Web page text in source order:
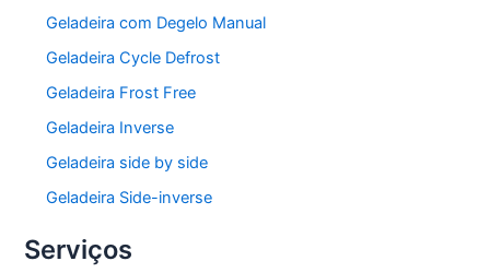
Geladeira com Degelo Manual
Geladeira Cycle Defrost
Geladeira Frost Free
Geladeira Inverse
Geladeira side by side
Geladeira Side-inverse
Serviços